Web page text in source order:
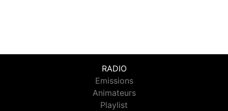
RADIO
Emissions
Animateurs
Playlist